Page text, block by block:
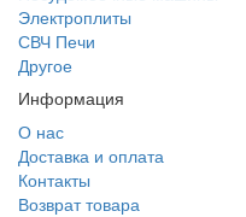
Электроплиты
СВЧ Печи
Другое
Информация
О нас
Доставка и оплата
Контакты
Возврат товара